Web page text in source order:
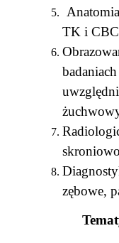
TK i
zębowe,